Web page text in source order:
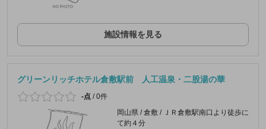
施設情報を見る
グリーンリッチホテル倉敷駅前 人工温泉・二股湯の華
-点 /0件
岡山県 / 倉敷 / ＪＲ倉敷駅南口より徒歩に
て約４分